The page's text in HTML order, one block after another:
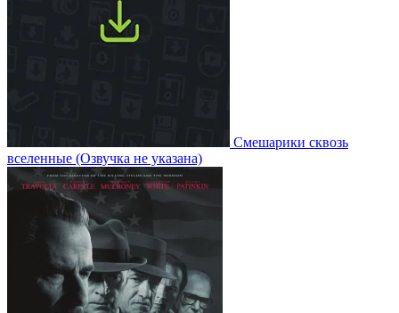
Смешарики сквозь
вселенные (Озвучка не указана)